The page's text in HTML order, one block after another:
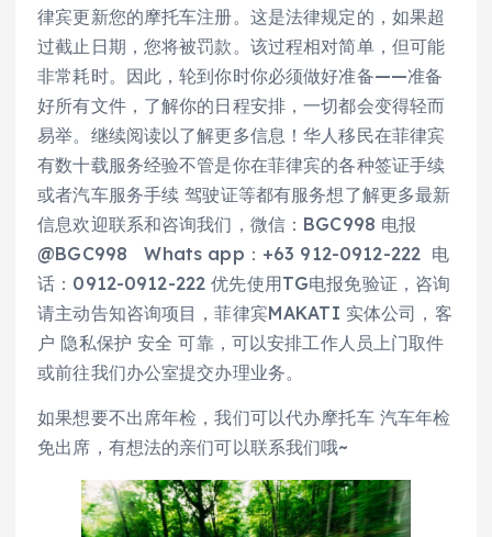
律宾更新您的摩托车注册。这是法律规定的，如果超
过截止日期，您将被罚款。该过程相对简单，但可能
非常耗时。因此，轮到你时你必须做好准备——准备
好所有文件，了解你的日程安排，一切都会变得轻而
易举。继续阅读以了解更多信息！华人移民在菲律宾
有数十载服务经验不管是你在菲律宾的各种签证手续
或者汽车服务手续 驾驶证等都有服务想了解更多最新
信息欢迎联系和咨询我们，微信：BGC998 电报
@BGC998 Whats app：+63 912-0912-222 电
话：0912-0912-222 优先使用TG电报免验证，咨询
请主动告知咨询项目，菲律宾MAKATI 实体公司，客
户 隐私保护 安全 可靠，可以安排工作人员上门取件
或前往我们办公室提交办理业务。
如果想要不出席年检，我们可以代办摩托车 汽车年检
免出席，有想法的亲们可以联系我们哦~